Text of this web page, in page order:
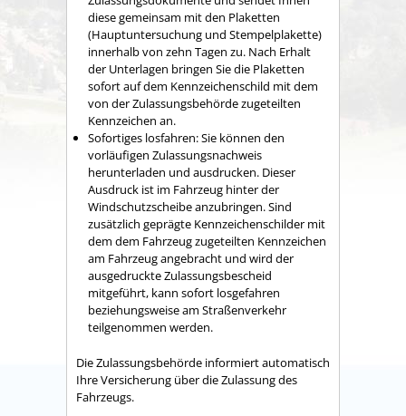
diese gemeinsam mit den Plaketten
(Hauptuntersuchung und Stempelplakette)
innerhalb von zehn Tagen zu. Nach Erhalt
der Unterlagen bringen Sie die Plaketten
sofort auf dem Kennzeichenschild mit dem
von der Zulassungsbehörde zugeteilten
Kennzeichen an.
Sofortiges losfahren: Sie können den
vorläufigen Zulassungsnachweis
herunterladen und ausdrucken. Dieser
Ausdruck ist im Fahrzeug hinter der
Windschutzscheibe anzubringen. Sind
zusätzlich geprägte Kennzeichenschilder mit
dem dem Fahrzeug zugeteilten Kennzeichen
am Fahrzeug angebracht und wird der
ausgedruckte Zulassungsbescheid
mitgeführt, kann sofort losgefahren
beziehungsweise am Straßenverkehr
teilgenommen werden.
Die Zulassungsbehörde informiert automatisch
Ihre Versicherung über die Zulassung des
Fahrzeugs.